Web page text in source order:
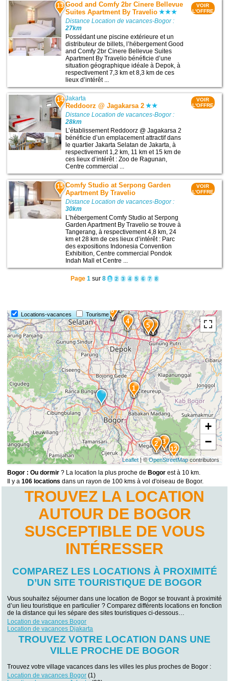
13 Good and Comfy 2br Cinere Bellevue
Suites Apartment By Travelio
Distance Location de vacances-Bogor :
27km
Possédant une piscine extérieure et un
distributeur de billets, l’hébergement Good
and Comfy 2br Cinere Bellevue Suites
Apartment By Travelio bénéficie d’une
situation géographique idéale à Depok, à
respectivement 7,3 km et 8,3 km de ces
lieux d’intérêt ...
VOIR
L'OFFRE
14 Jakarta
Reddoorz @ Jagakarsa 2
Distance Location de vacances-Bogor :
28km
L’établissement Reddoorz @ Jagakarsa 2
bénéficie d’un emplacement attractif dans
le quartier Jakarta Selatan de Jakarta, à
respectivement 1,2 km, 11 km et 15 km de
ces lieux d’intérêt : Zoo de Ragunan,
Centre commercial ...
VOIR
L'OFFRE
15 Comfy Studio at Serpong Garden
Apartment By Travelio
Distance Location de vacances-Bogor :
30km
L’hébergement Comfy Studio at Serpong
Garden Apartment By Travelio se trouve à
Tangerang, à respectivement 4,8 km, 24
km et 28 km de ces lieux d’intérêt : Parc
des expositions Indonesia Convention
Exhibition, Centre commercial Pondok
Indah Mall et Centre ...
VOIR
L'OFFRE
Page 1sur 8 1 2 3 4 5 6 7 8
Locations-vacances Tourisme
12
11
10
9
8
7
6
5
4
3
2
1
+
−
Leaflet| ©OpenStreetMapcontributors
Bogor : Ou dormir ? La location la plus proche de Bogor est à 10 km.
Il y a106 locations dans un rayon de 100 kms à vol d'oiseau de Bogor.
TROUVEZ LA LOCATION
AUTOUR DE BOGOR
SUSCEPTIBLE DE VOUS
INTÉRESSER
COMPAREZ LES LOCATIONS À PROXIMITÉ
D’UN SITE TOURISTIQUE DE BOGOR
Vous souhaitez séjourner dans une location de Bogor se trouvant à proximité
d’un lieu touristique en particulier ? Comparez différents locations en fonction
de la distance qui les sépare des sites touristiques ci-dessous…
Location de vacances Bogor
Location de vacances Djakarta
TROUVEZ VOTRE LOCATION DANS UNE
VILLE PROCHE DE BOGOR
Trouvez votre village vacances dans les villes les plus proches de Bogor :
Location de vacances Bogor (1)